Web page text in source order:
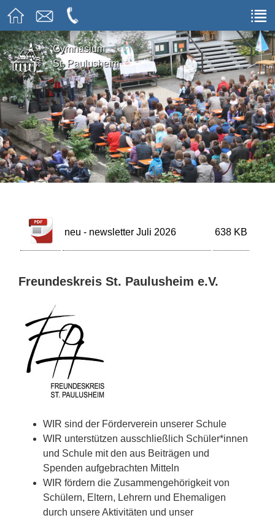
Gymnasium
St. Paulusheim
neu - newsletter Juli 2026 638 KB
Freundeskreis St. Paulusheim e.V.
WIR sind der Förderverein unserer Schule
WIR unterstützen ausschließlich Schüler*innen
und Schule mit den aus Beiträgen und
Spenden aufgebrachten Mitteln
WIR fördern die Zusammengehörigkeit von
Schülern, Eltern, Lehrern und Ehemaligen
durch unsere Aktivitäten und unser